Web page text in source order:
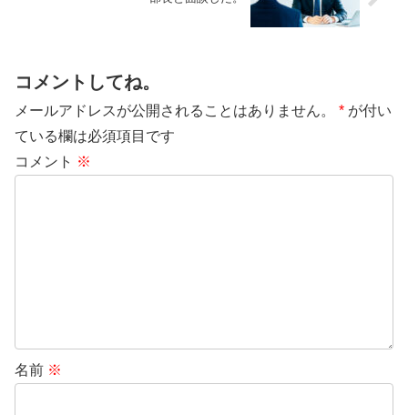
コメントしてね。
メールアドレスが公開されることはありません。 * が付い
ている欄は必須項目です
コメント ※
名前 ※